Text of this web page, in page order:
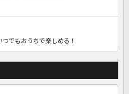
でもおうちで楽しめる！